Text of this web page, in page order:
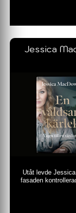
Jessica
Utåt levde
fasaden